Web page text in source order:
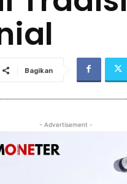
Bagikan
- Advertisement -